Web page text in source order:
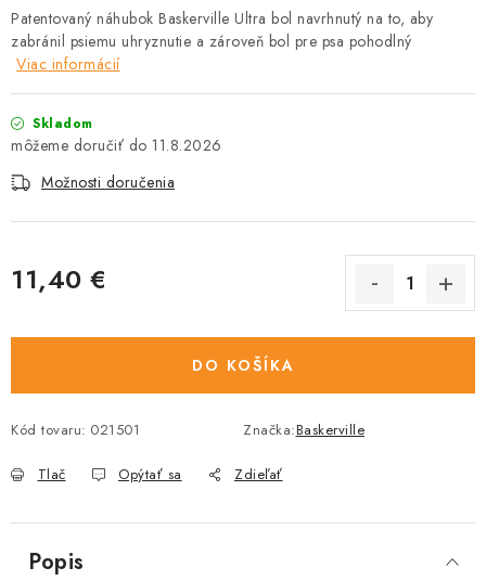
CHOVATEĽSKÉ POTREBY
Patentovaný náhubok Baskerville Ultra bol navrhnutý na to, aby
zabránil psiemu uhryznutie a zároveň bol pre psa pohodlný
Viac informácií
Skladom
11.8.2026
Možnosti doručenia
11,40 €
DO KOŠÍKA
Kód tovaru: 021501 Značka:Baskerville
Tlač Opýtať sa Zdieľať
Popis